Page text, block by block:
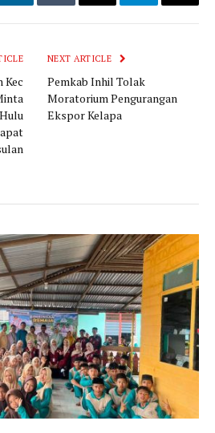
LinkedInTumblrEmail TelegramCopy
Kec
NEXT ARTICLE
Pemkab Inhil Tolak
Moratorium Pengurangan
Ekspor Kelapa